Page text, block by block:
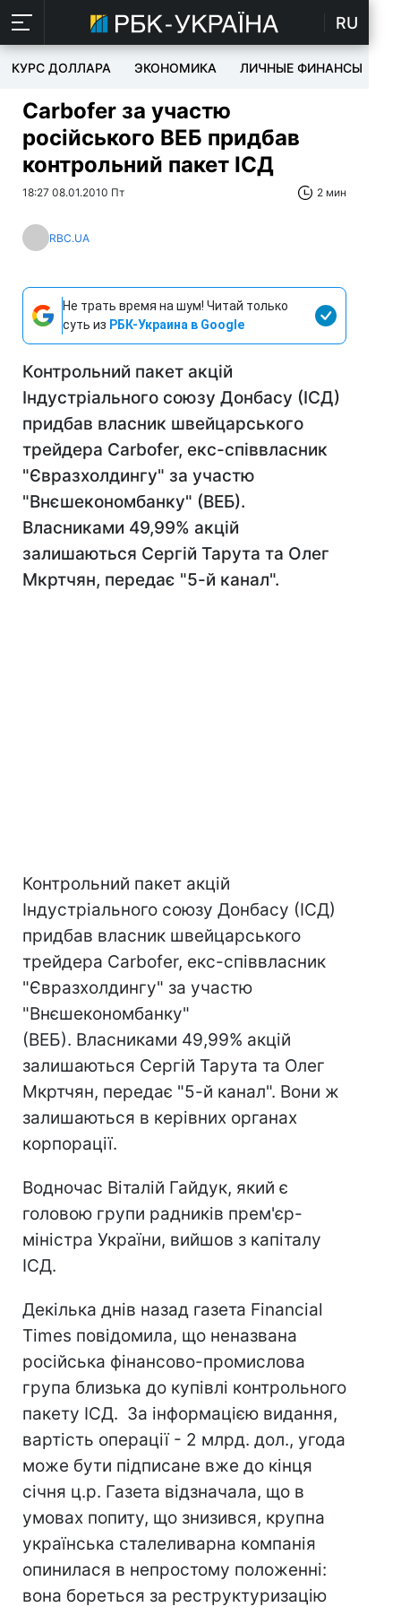
RU
КУРС ДОЛЛАРА ЭКОНОМИКА ЛИЧНЫЕ ФИНАНСЫ
Carbofer за участю
російського ВЕБ придбав
контрольний пакет ІСД
18:27 08.01.2010 Пт 2 мин
RBC.UA
Не трать время на шум! Читай только
суть из РБК-Украина в Google
Контрольний пакет акцій
Індустріального союзу Донбасу (ІСД)
придбав власник швейцарського
трейдера Carbofer, екс-співвласник
"Євразхолдингу" за участю
"Внєшекономбанку" (ВЕБ).
Власниками 49,99% акцій
залишаються Сергій Тарута та Олег
Мкртчян, передає "5-й канал".
Контрольний пакет акцій
Індустріального союзу Донбасу (ІСД)
придбав власник швейцарського
трейдера Carbofer, екс-співвласник
"Євразхолдингу" за участю
"Внєшекономбанку"
(ВЕБ). Власниками 49,99% акцій
залишаються Сергій Тарута та Олег
Мкртчян, передає "5-й канал". Вони ж
залишаються в керівних органах
корпорації.
Водночас Віталій Гайдук, який є
головою групи радників прем'єр-
міністра України, вийшов з капіталу
ІСД.
Декілька днів назад газета Financial
Times повідомила, що неназвана
російська фінансово-промислова
група близька до купівлі контрольного
пакету ІСД. За інформацією видання,
вартість операції - 2 млрд. дол., угода
може бути підписане вже до кінця
січня ц.р. Газета відзначала, що в
умовах попиту, що знизився, крупна
українська сталеливарна компанія
опинилася в непростому положенні:
вона бореться за реструктуризацію